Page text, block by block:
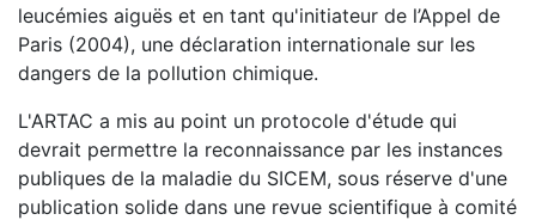
leucémies aiguës et en tant qu'initiateur de l’Appel de
Paris (2004), une déclaration internationale sur les
dangers de la pollution chimique.
L'ARTAC a mis au point un protocole d'étude qui
devrait permettre la reconnaissance par les instances
publiques de la maladie du SICEM, sous réserve d'une
publication solide dans une revue scientifique à comité